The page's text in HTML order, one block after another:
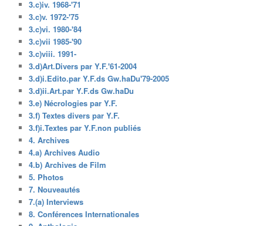
3.c)iv. 1968-'71
3.c)v. 1972-'75
3.c)vi. 1980-'84
3.c)vii 1985-'90
3.c)viii. 1991-
3.d)Art.Divers par Y.F.'61-2004
3.d)i.Edito.par Y.F.ds Gw.haDu'79-2005
3.d)ii.Art.par Y.F.ds Gw.haDu
3.e) Nécrologies par Y.F.
3.f) Textes divers par Y.F.
3.f)i.Textes par Y.F.non publiés
4. Archives
4.a) Archives Audio
4.b) Archives de Film
5. Photos
7. Nouveautés
7.(a) Interviews
8. Conférences Internationales